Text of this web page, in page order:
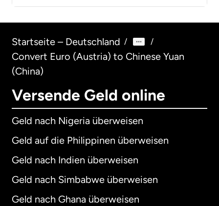
Startseite – Deutschland / /
Convert Euro (Austria) to Chinese Yuan
(China)
Versende Geld online
Geld nach Nigeria überweisen
Geld auf die Philippinen überweisen
Geld nach Indien überweisen
Geld nach Simbabwe überweisen
Geld nach Ghana überweisen